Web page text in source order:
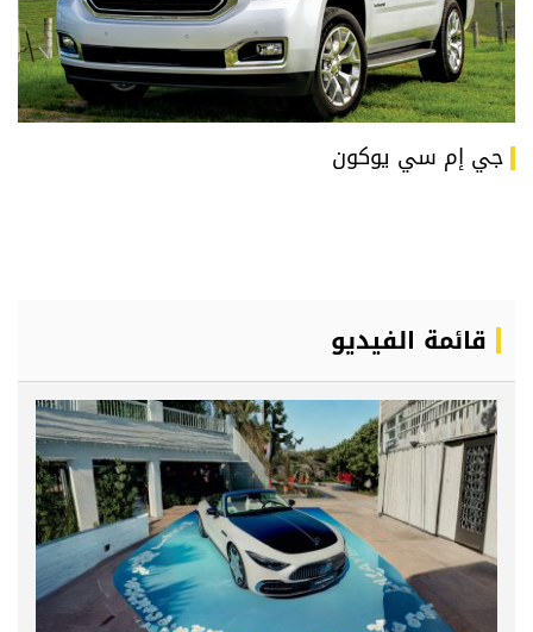
جي إم سي يوكون
قائمة الفيديو